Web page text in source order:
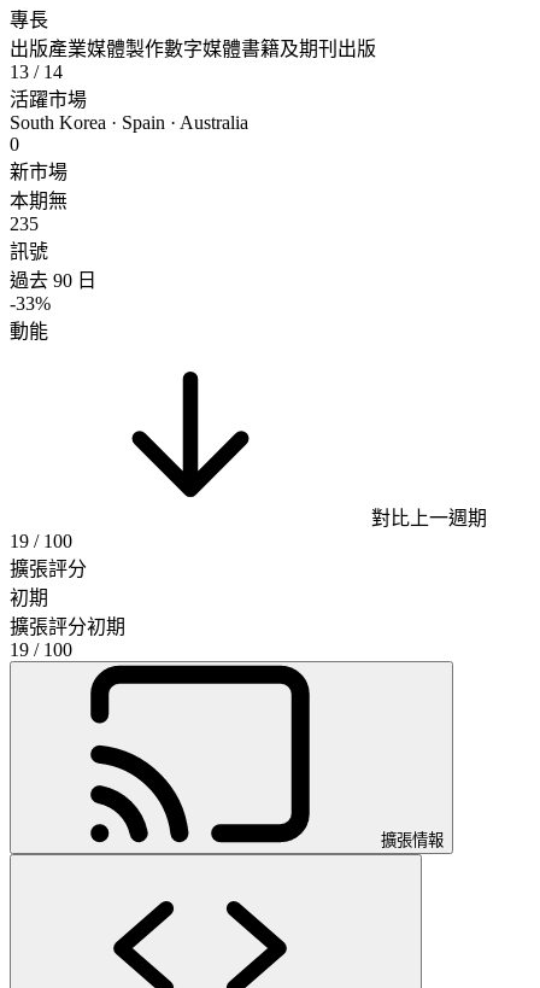
專長
出版產業媒體製作數字媒體書籍及期刊出版
13 / 14
活躍市場
South Korea · Spain · Australia
0
新市場
本期無
235
訊號
過去 90 日
-33%
動能
對比上一週期
19 / 100
擴張評分
初期
擴張評分初期
19 / 100
擴張情報